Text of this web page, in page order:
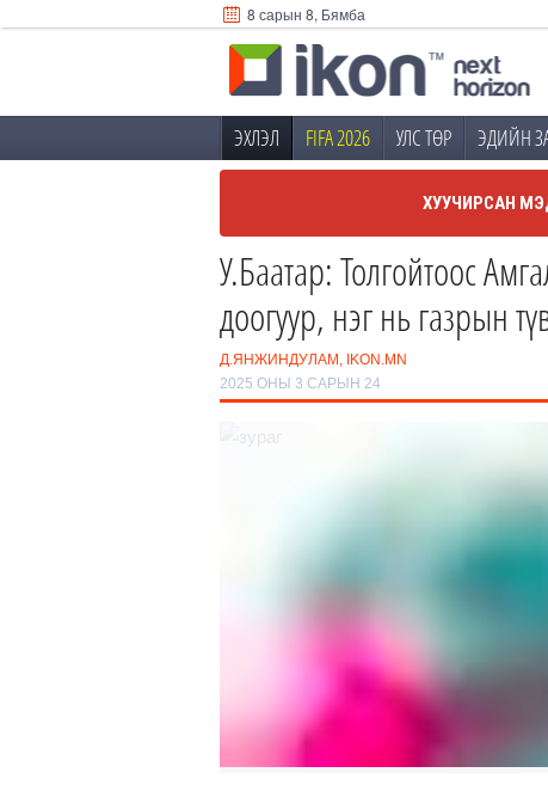
8 сарын 8, Бямба
ЭХЛЭЛ FIFA 2026 УЛС ТӨР ЭДИЙН
ХУУЧИРСАН
У.Баатар: Толгойтоос
доогуур, нэг нь газрын
Д.ЯНЖИНДУЛАМ, IKON.MN
2025 ОНЫ 3 САРЫН 24